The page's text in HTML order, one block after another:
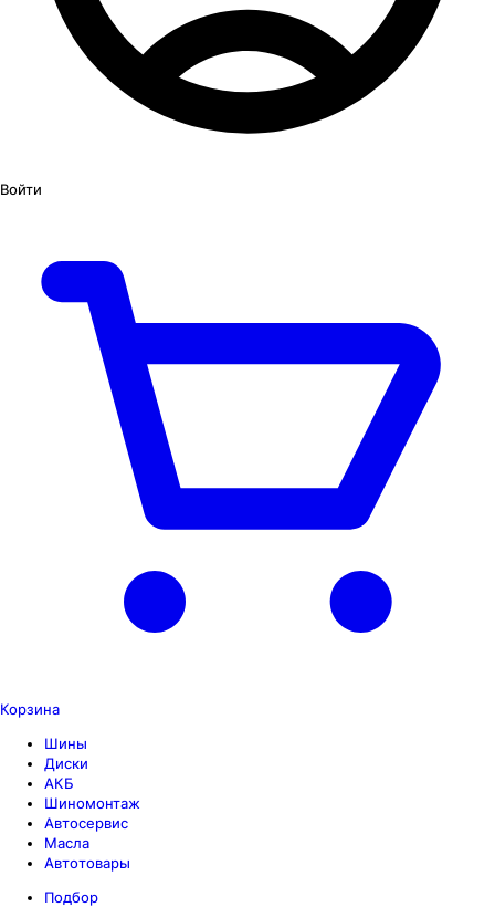
Войти
Корзина
Шины
Диски
АКБ
Шиномонтаж
Автосервис
Масла
Автотовары
Подбор